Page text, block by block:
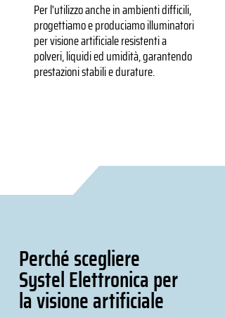
Per l'utilizzo anche in ambienti difficili,
progettiamo e produciamo illuminatori
per visione artificiale resistenti a
polveri, liquidi ed umidità, garantendo
prestazioni stabili e durature.
Perché scegliere
Systel Elettronica per
la visione artificiale